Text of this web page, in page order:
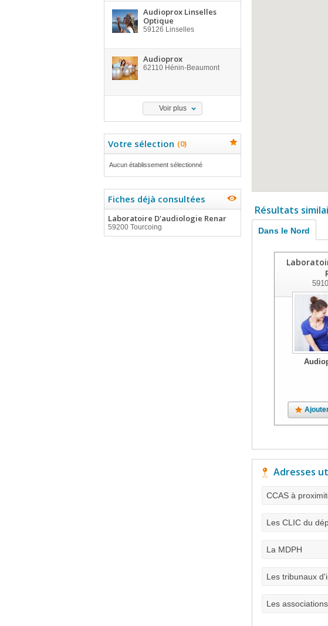
Audioprox Linselles
Optique
59126 Linselles
Audioprox
62110 Hénin-Beaumont
Voir plus
Votre sélection (0)
Aucun établissement sélectionné
Fiches déjà consultées
Laboratoire D'audiologie Renar
59200 Tourcoing
Résultats
Dans le Nord
Adresses
CCAS à
Les CLIC du
La MDPH
Les tribunaux
Les